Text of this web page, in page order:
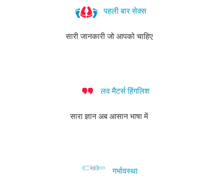
पहली बार सेक्स
सारी जानकारी जो आपको चाहिए
लव मैटर्स हिंगलिश
सारा ज्ञान अब आसान भाषा में
गर्भावस्था